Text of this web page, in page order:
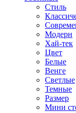
Стиль
Модерн
Хай-тек
Цвет
Белые
Венге
Светлые
Темные
Размер
Мини